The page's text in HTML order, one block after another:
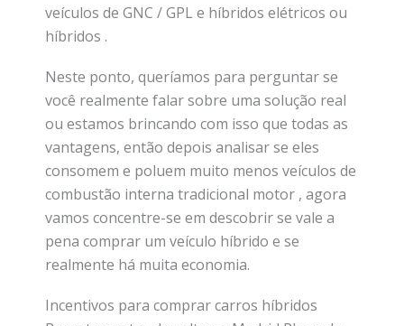
veículos de GNC / GPL e híbridos elétricos ou
híbridos .
Neste ponto, queríamos para perguntar se
você realmente falar sobre uma solução real
ou estamos brincando com isso que todas as
vantagens, então depois analisar se eles
consomem e poluem muito menos veículos de
combustão interna tradicional motor , agora
vamos concentre-se em descobrir se vale a
pena comprar um veículo híbrido e se
realmente há muita economia.
Incentivos para comprar carros híbridos